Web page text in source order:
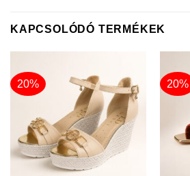
KAPCSOLÓDÓ TERMÉKEK
20% 20%